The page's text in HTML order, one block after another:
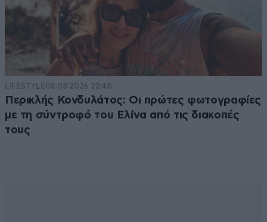
LIFESTYLE08·08·2026 22:48
Περικλής Κονδυλάτος: Οι πρώτες φωτογραφίες
με τη σύντροφό του Ελίνα από τις διακοπές
τους